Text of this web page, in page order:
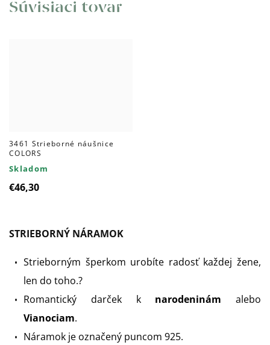
Súvisiaci tovar
3461 Strieborné náušnice
COLORS
Skladom
€46,30
STRIEBORNÝ NÁRAMOK
Strieborným šperkom urobíte radosť každej žene,
len do toho.?
Romantický darček k narodeninám alebo
Vianociam.
Náramok je označený puncom 925.